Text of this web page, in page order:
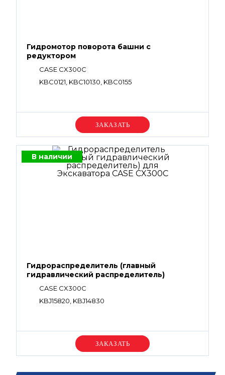
Гидромотор поворота башни с
редуктором
CASE CX300C
KBC0121, KBC10130, KBC0155
Уточняйте цену
В наличии
Гидрораспределитель (главный
гидравлический распределитель)
CASE CX300C
KBJ15820, KBJ14830
Уточняйте цену